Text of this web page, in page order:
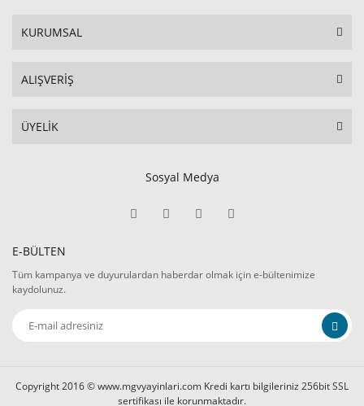
KURUMSAL
ALIŞVERİŞ
ÜYELİK
Sosyal Medya
E-BÜLTEN
Tüm kampanya ve duyurulardan haberdar olmak için e-bültenimize
kaydolunuz.
Copyright 2016 © www.mgvyayinlari.com Kredi kartı bilgileriniz 256bit SSL
sertifikası ile korunmaktadır.